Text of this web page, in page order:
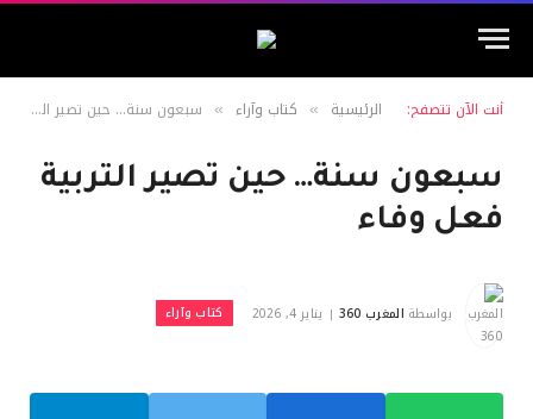
أنت الآن تتصفح: الرئيسية » كتاب وآراء » سبعون سنة… حين تصير التربية فعل وفاء
سبعون سنة… حين تصير التربية
فعل وفاء
بواسطة المغرب 360 يناير 4, 2026 كتاب وآراء